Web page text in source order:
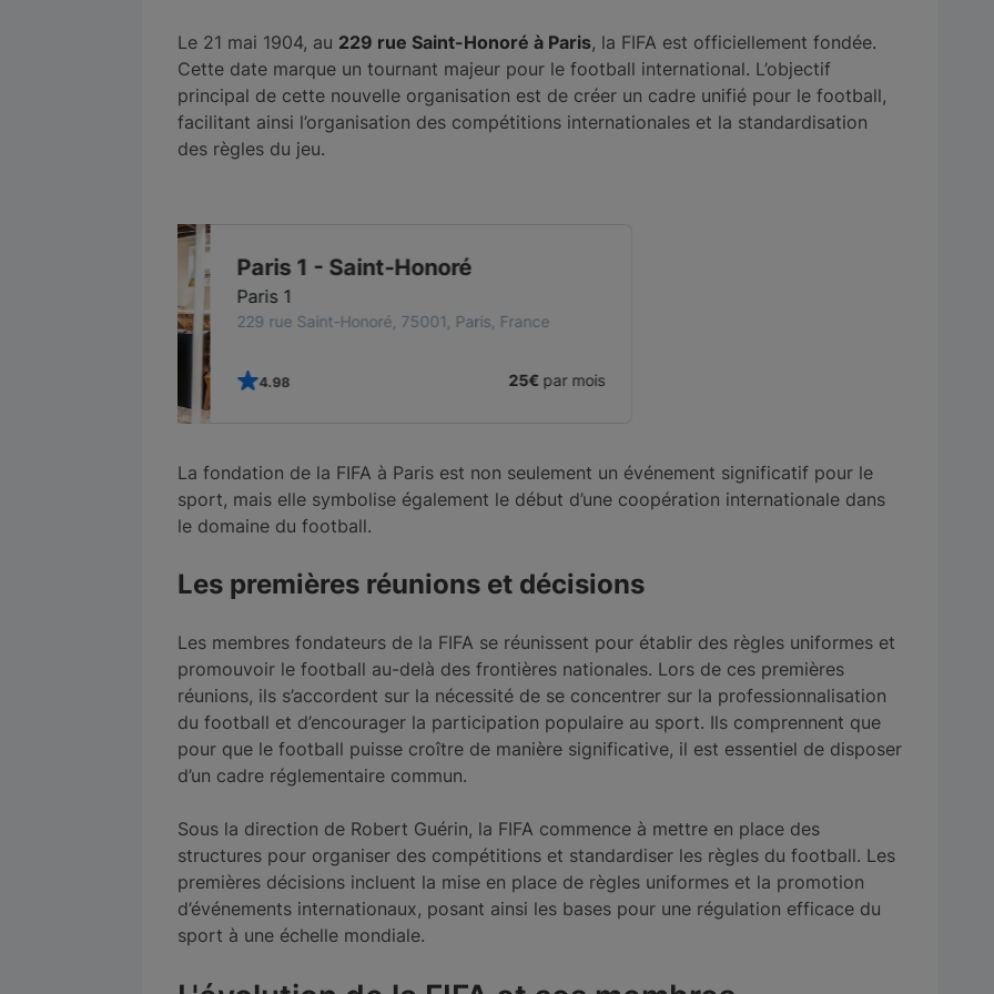
Le 21 mai 1904, au 229 rue Saint-Honoré à Paris, la FIFA est officiellement fondée.
Cette date marque un tournant majeur pour le football international. L’objectif
principal de cette nouvelle organisation est de créer un cadre unifié pour le football,
facilitant ainsi l’organisation des compétitions internationales et la standardisation
des règles du jeu.
La fondation de la FIFA à Paris est non seulement un événement significatif pour le
sport, mais elle symbolise également le début d’une coopération internationale dans
le domaine du football.
Les premières réunions et décisions
Les membres fondateurs de la FIFA se réunissent pour établir des règles uniformes et
promouvoir le football au-delà des frontières nationales. Lors de ces premières
réunions, ils s’accordent sur la nécessité de se concentrer sur la professionnalisation
du football et d’encourager la participation populaire au sport. Ils comprennent que
pour que le football puisse croître de manière significative, il est essentiel de disposer
d’un cadre réglementaire commun.
Sous la direction de Robert Guérin, la FIFA commence à mettre en place des
structures pour organiser des compétitions et standardiser les règles du football. Les
premières décisions incluent la mise en place de règles uniformes et la promotion
d’événements internationaux, posant ainsi les bases pour une régulation efficace du
sport à une échelle mondiale.